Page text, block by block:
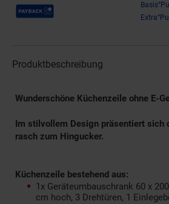
Payback Punkte
Produktbeschreibung
Wunderschöne Küchenzeile ohne E-
Im stilvollem Design präsentiert sich
rasch zum Hingucker.
Küchenzeile bestehend aus:
1x Geräteumbauschrank 60 x
cm hoch, 3 Drehtüren, 1